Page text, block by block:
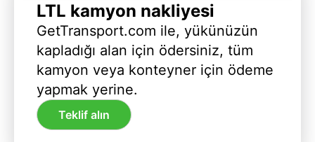
LTL kamyon nakliyesi
GetTransport.com ile, yükünüzün
kapladığı alan için ödersiniz, tüm
kamyon veya konteyner için ödeme
yapmak yerine.
Teklif alın